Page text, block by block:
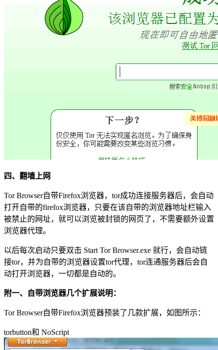
四、翻墙上网
Tor Browser自带Firefox浏览器，tor成功连接服务器后，会自动
打开自带的firefox浏览器，只要在该自带的浏览器地址栏输入
被禁止的网址，就可以浏览被封锁的网页了，不需要额外设置
浏览器代理。
以后每次启动只要双击 Start Tor Browser.exe 就行，会自动链
接tor，并为自带的浏览器设置tor代理，tor连通服务器后会自
动打开浏览器，一切都是自动的。
附一、自带浏览器几个扩展说明：
Tor Browser自带Firefox浏览器预装了几款扩展，如图所示：
torbutton和 NoScript